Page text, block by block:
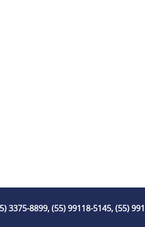
3375-8899, (55) 99118-5145, (55)